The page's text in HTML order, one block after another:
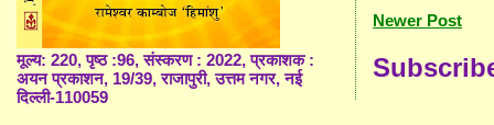
Newer Post
मूल्य: 220, पृष्ठ :96, संस्करण : 2022, प्रकाशक :
अयन प्रकाशन, 19/39, राजापुरी, उत्तम नगर, नई
दिल्ली-110059